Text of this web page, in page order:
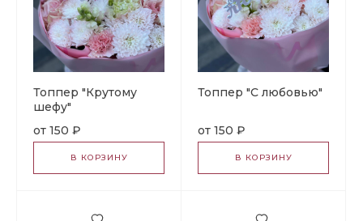
Топпер "Крутому
шефу"
150 ₽
В КОРЗИНУ
Топпер "С любовью"
150 ₽
В КОРЗИНУ